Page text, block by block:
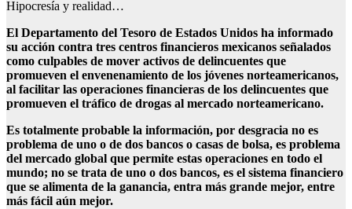
Hipocresía y realidad…
El Departamento del Tesoro de Estados Unidos ha informado
su acción contra tres centros financieros mexicanos señalados
como culpables de mover activos de delincuentes que
promueven el envenenamiento de los jóvenes norteamericanos,
al facilitar las operaciones financieras de los delincuentes que
promueven el tráfico de drogas al mercado norteamericano.
Es totalmente probable la información, por desgracia no es
problema de uno o de dos bancos o casas de bolsa, es problema
del mercado global que permite estas operaciones en todo el
mundo; no se trata de uno o dos bancos, es el sistema financiero
que se alimenta de la ganancia, entra más grande mejor, entre
más fácil aún mejor.